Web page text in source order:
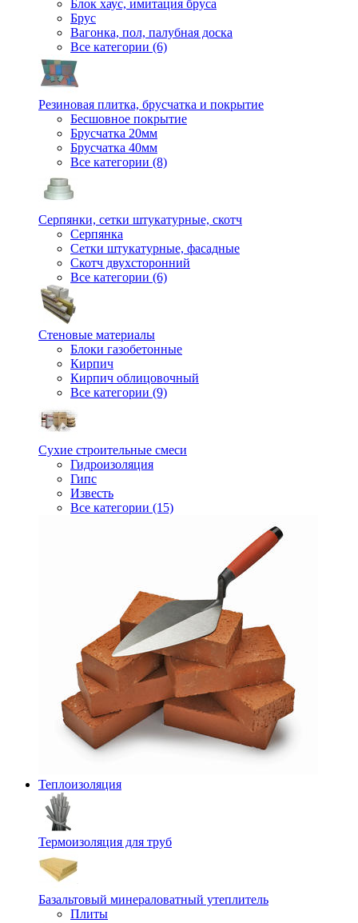
Блок хаус, имитация бруса
Брус
Вагонка, пол, палубная доска
Все категории (6)
Резиновая плитка, брусчатка и покрытие
Бесшовное покрытие
Брусчатка 20мм
Брусчатка 40мм
Все категории (8)
Серпянки, сетки штукатурные, скотч
Серпянка
Сетки штукатурные, фасадные
Скотч двухсторонний
Все категории (6)
Стеновые материалы
Блоки газобетонные
Кирпич
Кирпич облицовочный
Все категории (9)
Сухие строительные смеси
Гидроизоляция
Гипс
Известь
Все категории (15)
Теплоизоляция
Термоизоляция для труб
Базальтовый минераловатный утеплитель
Плиты